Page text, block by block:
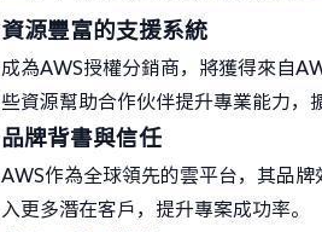
資源豐富的支援系統
成為AWS授權分銷商，將獲得來自
些資源幫助合作伙伴提升專業能力，
品牌背書與信任
AWS作為全球領先的雲平台，其品
入更多潛在客戶，提升專案成功率。